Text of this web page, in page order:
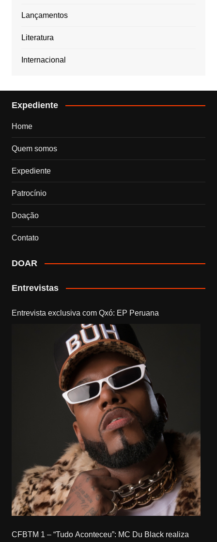
Lançamentos
Literatura
Internacional
Expediente
Home
Quem somos
Expediente
Patrocínio
Doação
Contato
DOAR
Entrevistas
Entrevista exclusiva com Qxó: EP Peruana
CFBTM 1 – “Tudo Aconteceu”: MC Du Black realiza